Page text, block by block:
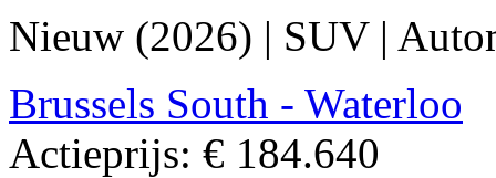
Nieuw (2026) | SUV|
Brussels South - Waterloo
Actieprijs: € 184.640